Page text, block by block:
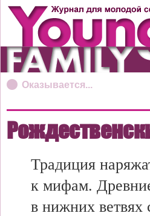
Оказывается...
Традиция
к мифам.
в нижних